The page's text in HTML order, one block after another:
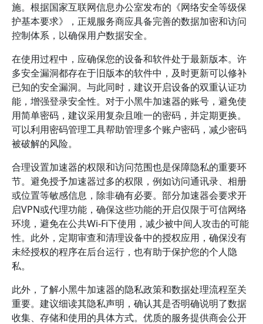
施。根据国家互联网信息办公室发布的《网络安全等级保
护基本要求》，正规服务商应具备完善的数据加密和访问
控制体系，以确保用户数据安全。
在使用过程中，应确保您的设备和软件处于最新版本。许
多安全漏洞都存在于旧版本的软件中，及时更新可以修补
已知的安全漏洞。与此同时，建议开启设备的双重认证功
能，增强登录安全性。对于小黑牛加速器的账号，避免使
用简单密码，建议采用复杂且唯一的密码，并定期更换。
可以利用密码管理工具帮助管理多个账户密码，减少密码
被破解的风险。
合理设置加速器的权限和访问范围也是保障隐私的重要环
节。避免授予加速器过多的权限，例如访问通讯录、相册
或位置等敏感信息，除非确有必要。部分加速器会要求开
启VPN或代理功能，确保这些功能的开启仅限于可信网络
环境，避免在公共Wi-Fi下使用，减少被中间人攻击的可能
性。此外，定期审查和清理设备中的授权应用，确保没有
未经授权的程序在后台运行，也有助于保护您的个人隐
私。
此外，了解小黑牛加速器的隐私政策和数据处理流程至关
重要。建议细读其隐私声明，确认其是否明确说明了数据
收集、存储和使用的具体方式。优质的服务提供商会公开